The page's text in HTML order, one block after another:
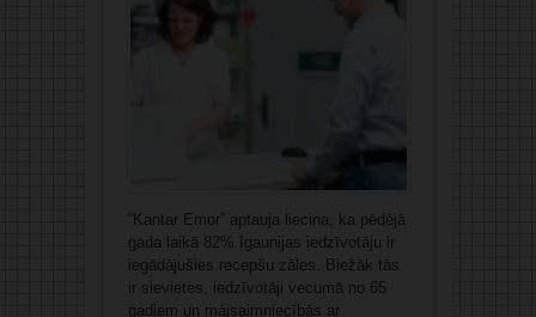
“Kantar Emor” aptauja liecina, ka pēdējā
gada laikā 82% Igaunijas iedzīvotāju ir
iegādājušies recepšu zāles. Biežāk tās
ir sievietes, iedzīvotāji vecumā no 65
gadiem un mājsaimniecībās ar